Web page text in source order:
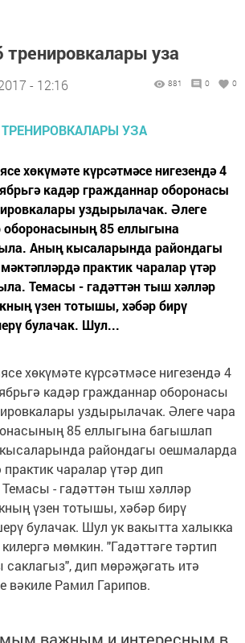
уза
- 12:16 881 0 0
хөкүмәте күрсәтмәсе нигезендә 4
кадәр гражданнар оборонасы
уздырылачак. Әлеге
оборонасының 85 еллыгына
Аның кысаларында райондагы
практик чаралар үтәр
Темасы - гадәттән тыш хәлләр
үзен тотышы, хәбәр бирү
булачак. Шул...
хөкүмәте күрсәтмәсе нигезендә 4
кадәр гражданнар оборонасы
уздырылачак. Әлеге чара
85 еллыгына багышлап
райондагы оешмаларда
чаралар үтәр дип
- гадәттән тыш хәлләр
үзен тотышы, хәбәр бирү
булачак. Шул ук вакытта халыкка
мөмкин. "Гадәттәге тәртип
дип мөрәҗәгать итә
Рамил Гарипов.